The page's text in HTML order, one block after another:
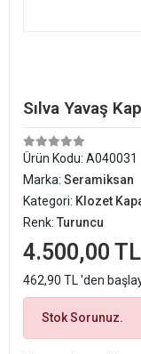
Sılva Yavaş
Ürün Kodu: A040031
Marka: Seramiksan
Kategori: Klozet
Renk: Turuncu
4.500,00 TL
462,90 TL 'den
Stok Sorunuz.